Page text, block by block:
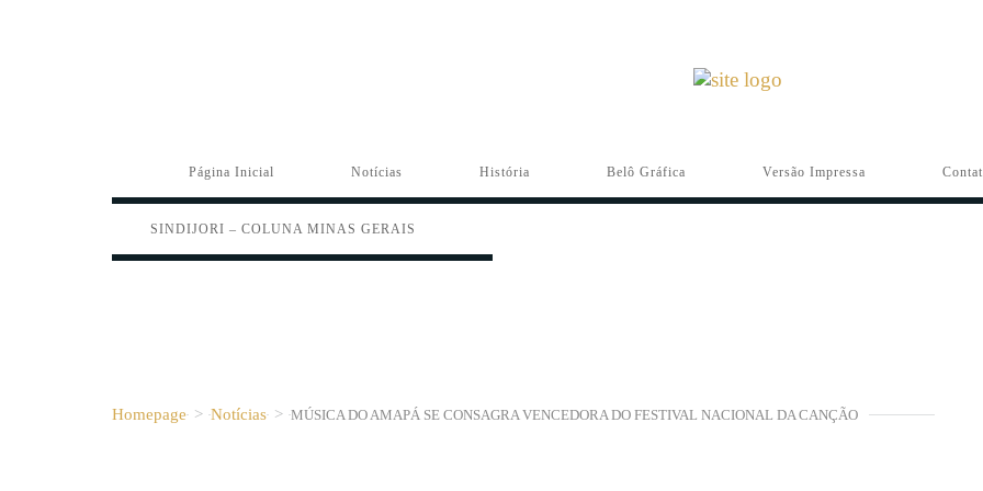
Página Inicial Notícias História Belô Gráfica Versão Impressa
SINDIJORI – COLUNA MINAS GERAIS
Homepage > Notícias > MÚSICA DO AMAPÁ SE CONSAGRA VENCEDORA DO FESTIVAL NACIONAL DA CANÇÃO